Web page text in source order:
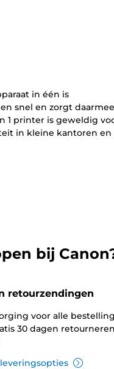
in één is
snel en zorgt daarmee
1 printer is geweldig
in kleine kantoren en
bij
retourzendingen
voor alle
30 dagen